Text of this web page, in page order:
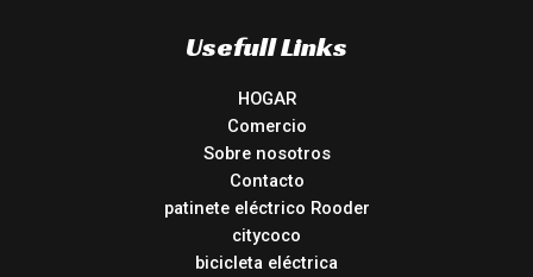
Usefull Links
HOGAR
Comercio
Sobre nosotros
Contacto
patinete eléctrico Rooder
citycoco
bicicleta eléctrica